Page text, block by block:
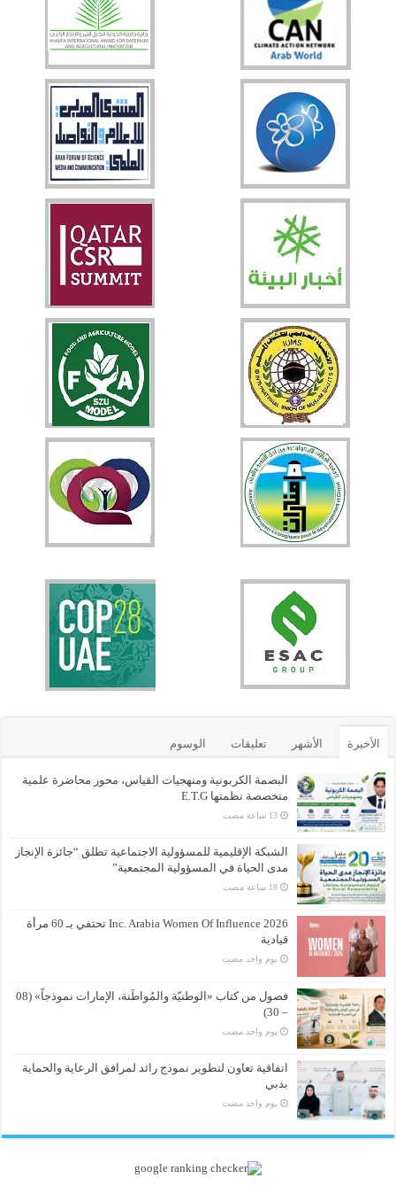
الأخيرة الأشهر تعليقات الوسوم
البصمة الكربونية ومنهجيات القياس، محور محاضرة علمية
متخصصة نظمتها E.T.G
الشبكة الإقليمية للمسؤولية الاجتماعية تطلق “جائزة الإنجاز
مدى الحياة في المسؤولية المجتمعية”
Inc. Arabia Women Of Influence 2026 تحتفي بـ 60 مرأة
قيادية
‏يوم واحد مضت
فصول من كتاب «الوطنيّة والمُواطَنة، الإمارات نموذجاً» (08
– 30)
‏يوم واحد مضت
اتفاقية تعاون لتطوير نموذج رائد لمرافق الرعاية والحماية
بدبي
‏يوم واحد مضت